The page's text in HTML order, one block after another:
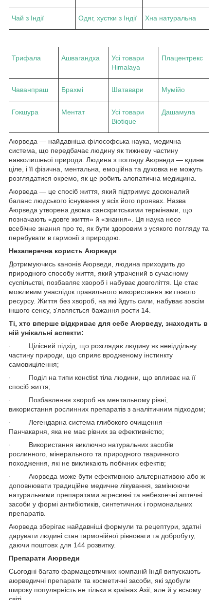
Чай з Індії Одяг, хустки з Індії Хна натуральна
Трифала Ашвагандха
Усі товари
Himalaya
Плацентрекс
Чаванпраш Брахмі Шатавари Мумійо
Гокшура Ментат
Усі товари
Biotique
Дашамула
Аюрведа — найдавніша філософська наука, медична
система, що передбачає людину як тижневу частину
навколишньої природи. Людина з погляду Аюрведи — єдине
ціле, і її фізична, ментальна, емоційна та духовка не можуть
розглядатися окремо, як це робить алопатична медицина.
Аюрведа — це спосіб життя, який підтримує досконалий
баланс людського існування у всіх його проявах. Назва
Аюрведа утворена двома санскритськими термінами, що
позначають «довге життя» й «знання». Ця наука несе
всебічне знання про те, як бути здоровим з усякого погляду та
перебувати в гармонії з природою.
Незаперечна користь Аюрведи
Дотримуючись канонів Аюрведи, людина приходить до
природного способу життя, який утрачений в сучасному
суспільстві, позбавляє хвороб і набуває довголіття. Це стає
можливим унаслідок правильного використання життєвого
ресурсу. Життя без хвороб, на які йдуть сили, набуває зовсім
іншого сенсу, з'являється бажання рости 14.
Ті, хто вперше відкриває для себе Аюрведу, знаходить в
ній унікальні аспекти:
· Цілісний підхід, що розглядає людину як невіддільну
частину природи, що сприяє вродженому інстинкту
самовицілення;
· Поділ на типи консtist тіла людини, що впливає на її
спосіб життя;
· Позбавлення хвороб на ментальному рівні,
використання рослинних препаратів з аналітичним підходом;
· Легендарна система глибокого очищення –
Панчакарня, яка не має рівних за ефективністю;
· Використання виключно натуральних засобів
рослинного, мінерального та природного тваринного
походження, які не викликають побічних ефектів;
· Аюрведа може бути ефективною альтернативою або ж
доповнювати традиційне медичне лікування, замінюючи
натуральними препаратами агресивні та небезпечні аптечні
засоби у формі антибіотиків, синтетичних і гормональних
препаратів.
Аюрведа зберігає найдавніші формули та рецептури, здатні
дарувати людині стан гармонійної рівноваги та добробуту,
даючи поштовх для 144 розвитку.
Препарати Аюрведи
Сьогодні багато фармацевтичних компаній Індії випускають
аюрведичні препарати та косметичні засоби, які здобули
широку популярність не тільки в країнах Азії, але й у всьому